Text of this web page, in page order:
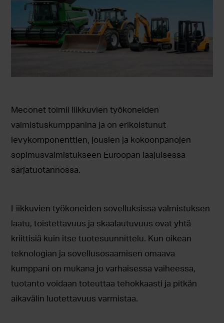
Meconet toimii liikkuvien työkoneiden
valmistuskumppanina ja on erikoistunut
levykomponenttien, jousien ja kokoonpanojen
sopimusvalmistukseen Euroopan laajuisessa
sarjatuotannossa.
Liikkuvien työkoneiden sovelluksissa valmistuksen
laatu, toistettavuus ja skaalautuvuus ovat yhtä
kriittisiä kuin itse tuotesuunnittelu. Kun oikean
teknologian ja sovellusosaamisen omaava
kumppani on mukana jo varhaisessa vaiheessa,
tuotanto voidaan toteuttaa tehokkaasti ja pitkän
aikavälin luotettavuus varmistaa.